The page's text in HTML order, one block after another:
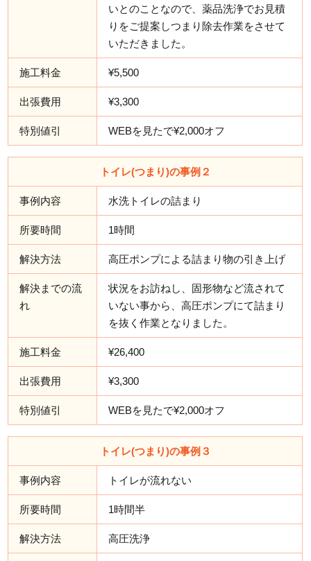
いとのことなので、薬品洗浄でお見積
りをご提案しつまり除去作業をさせて
いただきました。
施工料金 ¥5,500
出張費用 ¥3,300
特別値引 WEBを見たで¥2,000オフ
トイレ(つまり)の事例２
事例内容 水洗トイレの詰まり
所要時間 1時間
解決方法 高圧ポンプによる詰まり物の引き上げ
解決までの流
れ
状況をお訪ねし、固形物など流されて
いない事から、高圧ポンプにて詰まり
を抜く作業となりました。
施工料金 ¥26,400
出張費用 ¥3,300
特別値引 WEBを見たで¥2,000オフ
トイレ(つまり)の事例３
事例内容 トイレが流れない
所要時間 1時間半
解決方法 高圧洗浄